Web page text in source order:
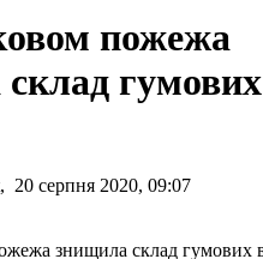
пожежа
гумових
20 серпня 2020, 09:07